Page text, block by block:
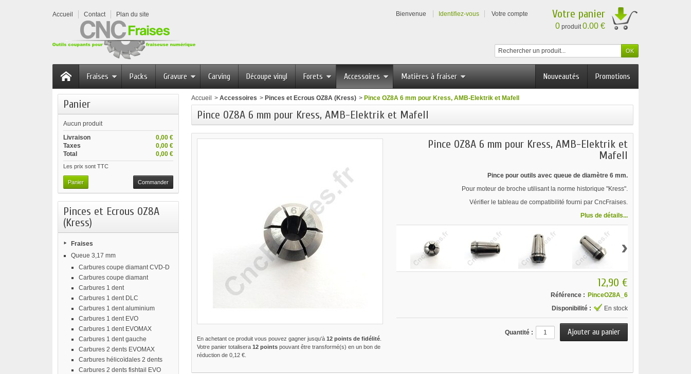
Accueil Contact Plan du site Bienvenue Identifiez-vous Votre compte Votre panier
0 produit0.00 €
Promotions
Nouveautés
Fraises Packs Gravure Carving Découpe vinyl Forets Accessoires Matières à fraiser
Panier
Aucun produit
0,00 €
Livraison
0,00 €
Taxes
0,00 €
Total
Les prix sont TTC
Panier Commander
Pinces et Ecrous OZ8A
(Kress)
Fraises
Queue 3,17 mm
Carbures coupe diamant CVD-D
Carbures coupe diamant
Carbures 1 dent
Carbures 1 dent DLC
Carbures 1 dent aluminium
Carbures 1 dent EVO
Carbures 1 dent EVOMAX
Carbures 1 dent gauche
Carbures 2 dents EVOMAX
Carbures hélicoïdales 2 dents
Carbures 2 dents fishtail EVO
Accueil > Accessoires > Pinces et Ecrous OZ8A (Kress) > Pince OZ8A 6 mm pour Kress, AMB-Elektrik et Mafell
Pince OZ8A 6 mm pour Kress, AMB-Elektrik et Mafell
En achetant ce produit vous pouvez gagner jusqu'à 12points de fidélité.
Votre panier totalisera 12pointspouvant être transformé(s) en un bon de
réduction de 0,12 €.
Pince OZ8A 6 mm pour Kress, AMB-Elektrik et
Mafell
Pince pour outils avec queue de diamètre 6 mm.
Pour moteur de broche utilisant la norme historique "Kress".
Vérifier le tableau de compatibilité fourni par CncFraises.
Plus de détails...
›
12,90 €
Référence : PinceOZ8A_6
Disponibilité :
En stock
Quantité :